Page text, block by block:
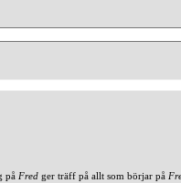
på Fred ger träff på allt som börjar på